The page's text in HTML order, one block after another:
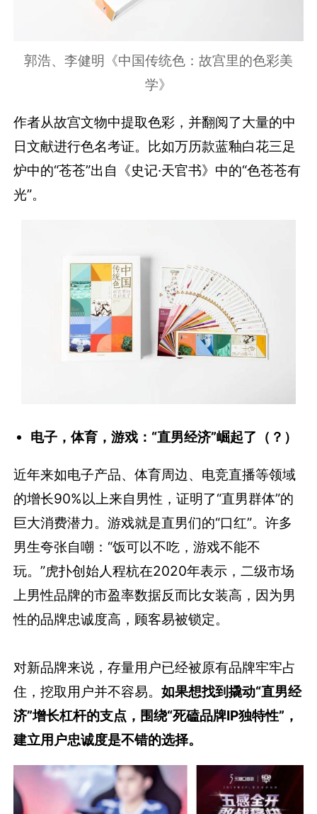
郭浩、李健明《中国传统色：故宫里的色彩美
学》
作者从故宫文物中提取色彩，并翻阅了大量的中
日文献进行色名考证。比如万历款蓝釉白花三足
炉中的“苍苍”出自《史记·天官书》中的“色苍苍有
光”。
电子，体育，游戏：“直男经济”崛起了（？）
近年来如电子产品、体育周边、电竞直播等领域
的增长90%以上来自男性，证明了“直男群体”的
巨大消费潜力。游戏就是直男们的“口红”。许多
男生夸张自嘲：“饭可以不吃，游戏不能不
玩。”虎扑创始人程杭在2020年表示，二级市场
上男性品牌的市盈率数据反而比女装高，因为男
性的品牌忠诚度高，顾客易被锁定。
对新品牌来说，存量用户已经被原有品牌牢牢占
住，挖取用户并不容易。如果想找到撬动“直男经
济”增长杠杆的支点，围绕“死磕品牌IP独特性”，
建立用户忠诚度是不错的选择。